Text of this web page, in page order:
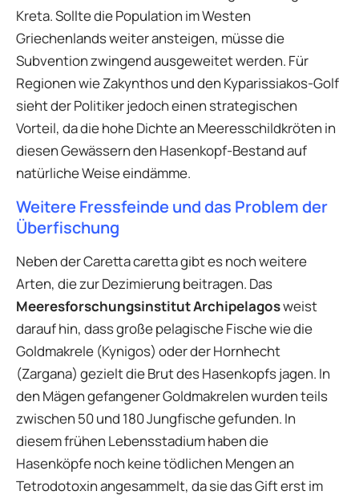
Kreta. Sollte die Population im Westen
Griechenlands weiter ansteigen, müsse die
Subvention zwingend ausgeweitet werden. Für
Regionen wie Zakynthos und den Kyparissiakos-Golf
sieht der Politiker jedoch einen strategischen
Vorteil, da die hohe Dichte an Meeresschildkröten in
diesen Gewässern den Hasenkopf-Bestand auf
natürliche Weise eindämme.
Weitere Fressfeinde und das Problem der
Überfischung
Neben der Caretta caretta gibt es noch weitere
Arten, die zur Dezimierung beitragen. Das
Meeresforschungsinstitut Archipelagosweist
darauf hin, dass große pelagische Fische wie die
Goldmakrele (Kynigos) oder der Hornhecht
(Zargana) gezielt die Brut des Hasenkopfs jagen. In
den Mägen gefangener Goldmakrelen wurden teils
zwischen 50 und 180 Jungfische gefunden. In
diesem frühen Lebensstadium haben die
Hasenköpfe noch keine tödlichen Mengen an
Tetrodotoxin angesammelt, da sie das Gift erst im